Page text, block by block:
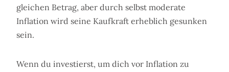
gleichen Betrag, aber durch selbst moderate
Inflation wird seine Kaufkraft erheblich gesunken
sein.
Wenn du investierst, um dich vor Inflation zu